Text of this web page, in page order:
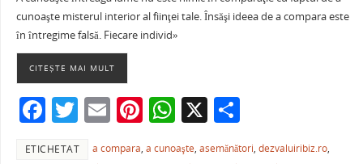
c
e
b
o
o
k
itt
er
ai
l
er
e
at
s
p
p
ta
ză
cunoaşte misterul interior al fiinţei tale. Însăşi ideea de a compara este
în întregime falsă. Fiecare individ»
CITEȘTE MAI MULT
F T E Pi W X P
ar
ETICHETAT a compara,a cunoaşte,asemănători,dezvaluiribiz.ro,